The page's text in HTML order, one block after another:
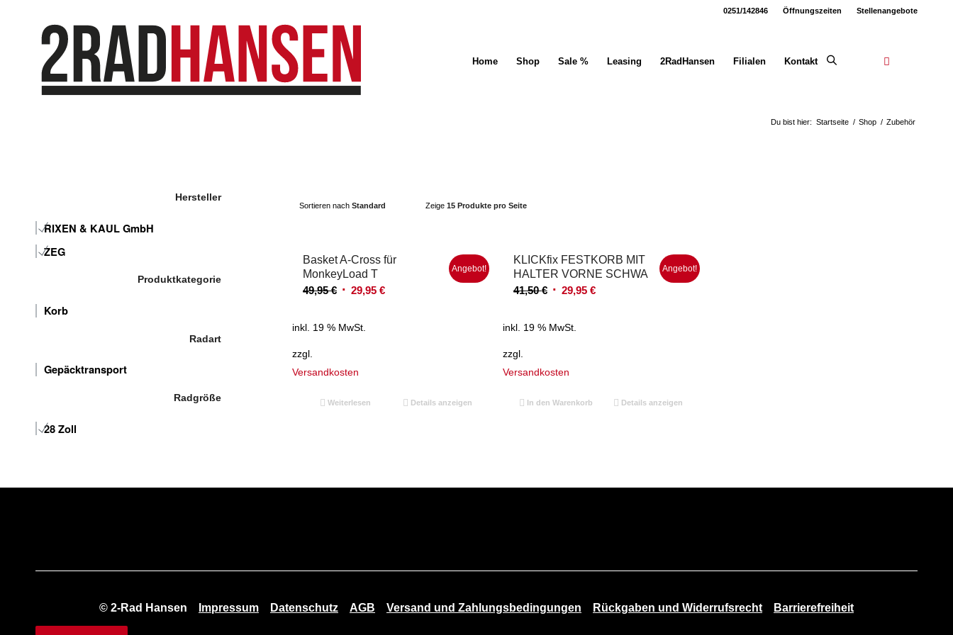
0251/142846 Öffnungszeiten Stellenangebote
Home Shop Sale % Leasing 2RadHansen Filialen Kontakt
Du bist hier: Startseite / Shop / Zubehör
Sortieren nach Standard Zeige 15 Produkte pro Seite
Basket A-Cross für
MonkeyLoad T
49,95€ Ursprünglicher
war:
29,95 €Aktueller
Angebot!
inkl. 19 % MwSt.
zzgl.
Versandkosten
Weiterlesen Details anzeigen
KLICKfix FESTKORB MIT
HALTER VORNE SCHWA
41,50€ Ursprünglicher
war:
29,95 €Aktueller
Angebot!
inkl. 19 % MwSt.
zzgl.
Versandkosten
In den Warenkorb Details anzeigen
Hersteller
RIXEN & KAUL GmbH
ZEG
Produktkategorie
Korb
Radart
Gepäcktransport
Radgröße
28 Zoll
© 2-Rad Hansen Impressum Datenschutz AGB Versand und Zahlungsbedingungen Rückgaben und Widerrufsrecht Barrierefreiheit